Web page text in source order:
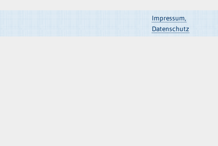
Impressum,
Datenschutz